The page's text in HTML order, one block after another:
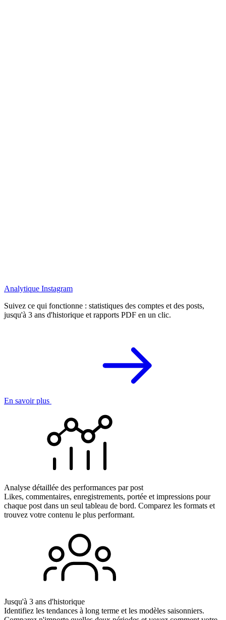
Analytique Instagram
Suivez ce qui fonctionne : statistiques des comptes et des posts,
jusqu'à 3 ans d'historique et rapports PDF en un clic.
En savoir plus
Analyse détaillée des performances par post
Likes, commentaires, enregistrements, portée et impressions pour
chaque post dans un seul tableau de bord. Comparez les formats et
trouvez votre contenu le plus performant.
Jusqu'à 3 ans d'historique
Identifiez les tendances à long terme et les modèles saisonniers.